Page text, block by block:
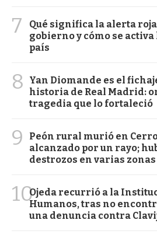
7
Qué significa la alerta
gobierno y cómo se
país
8
Yan Diomande es el
historia de Real Madrid:
tragedia que lo fortaleció
9
Peón rural murió en
alcanzado por un rayo;
destrozos en varias zonas
10Ojeda recurrió a la
Humanos, tras no
una denuncia contra